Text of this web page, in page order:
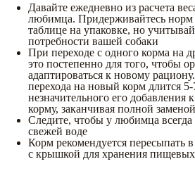
Давайте ежедневно из расчета
любимца. Придерживайтесь норм
таблице на упаковке, но
потребности вашей собаки
При переходе с одного корма на
это постепенно для того, чтобы
адаптироваться к новому
перехода на новый корм длится
незначительного его
корму, заканчивая полной заменой
Следите, чтобы у любимца
свежей воде
Корм рекомендуется пересыпать
с крышкой для хранения